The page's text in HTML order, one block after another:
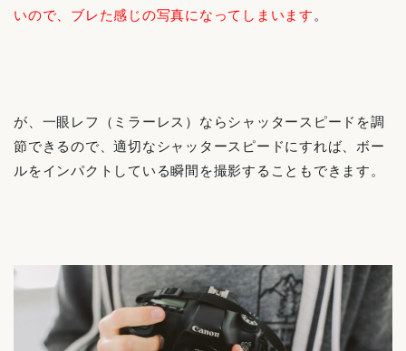
いので、ブレた感じの写真になってしまいます 。
が、一眼レフ（ミラーレス）ならシャッタースピードを調
節できるので、適切なシャッタースピードにすれば、ボー
ルをインパクトしている瞬間を撮影することもできます。